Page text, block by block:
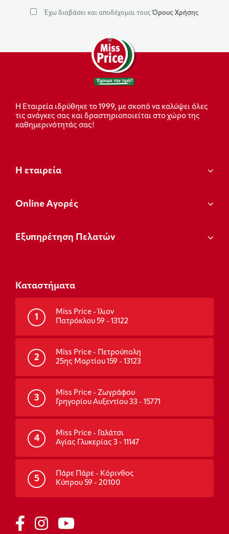
Έχω διαβάσει και αποδέχομαι τουςΌρους Χρήσης
Η Εταιρεία ιδρύθηκε το 1999, με σκοπό να καλύψει όλες
τις ανάγκες σας και δραστηριοποιείται στο χώρο της
καθημερινότητάς σας!
Η εταιρεία
Οnline Αγορές
Εξυπηρέτηση Πελατών
Καταστήματα
1
Miss Price - Ίλιον
Πατρόκλου 59 - 13122
2
Miss Price - Πετρούπολη
25ης Μαρτίου 159 - 13123
3
Miss Price - Ζωγράφου
Γρηγορίου Αυξεντίου 33 - 15771
4
Miss Price - Γαλάτσι
Αγίας Γλυκερίας 3 - 11147
5
Πάρε Πάρε - Κόρινθος
Κύπρου 59 - 20100